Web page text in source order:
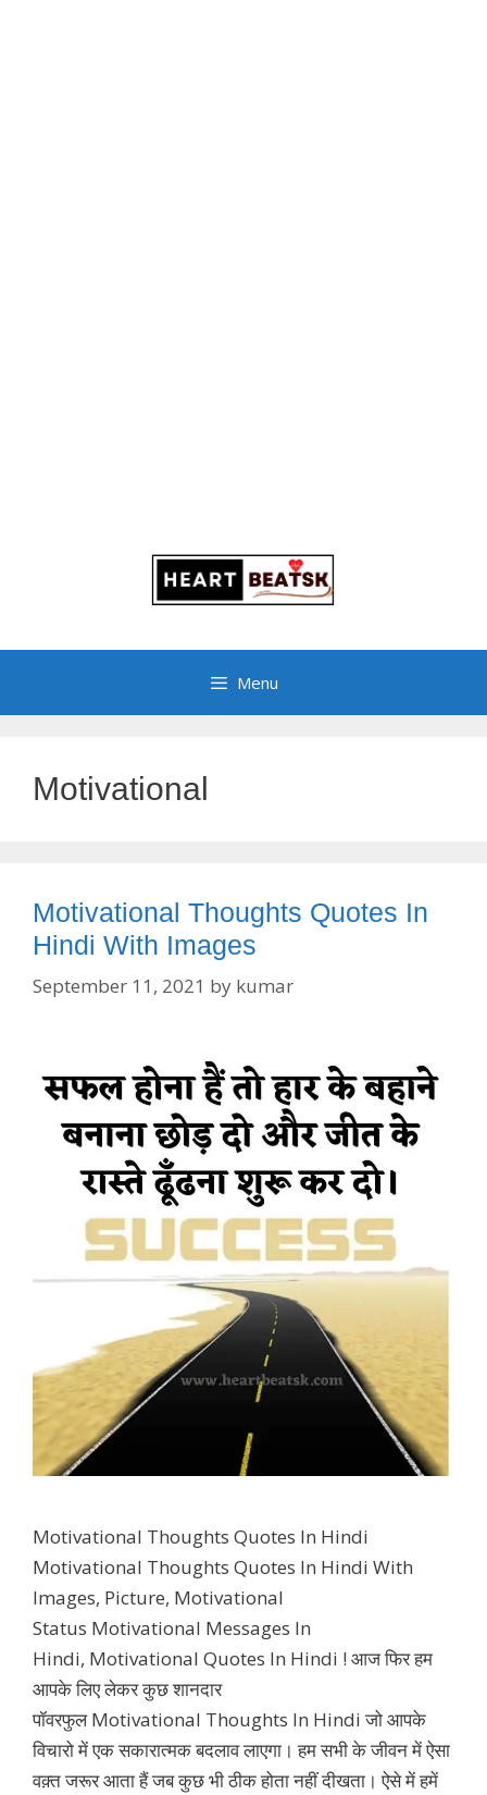
Menu
Motivational
Motivational Thoughts Quotes In
Hindi With Images
September 11, 2021 by kumar
Motivational Thoughts Quotes In Hindi
Motivational Thoughts Quotes In Hindi With
Images, Picture, Motivational
Status Motivational Messages In
Hindi, Motivational Quotes In Hindi ! आज फिर हम
आपके लिए लेकर कुछ शानदार
पॉवरफुल Motivational Thoughts In Hindi जो आपके
विचारो में एक सकारात्मक बदलाव लाएगा। हम सभी के जीवन में ऐसा
वक़्त जरूर आता हैं जब कुछ भी ठीक होता नहीं दीखता। ऐसे में हमें